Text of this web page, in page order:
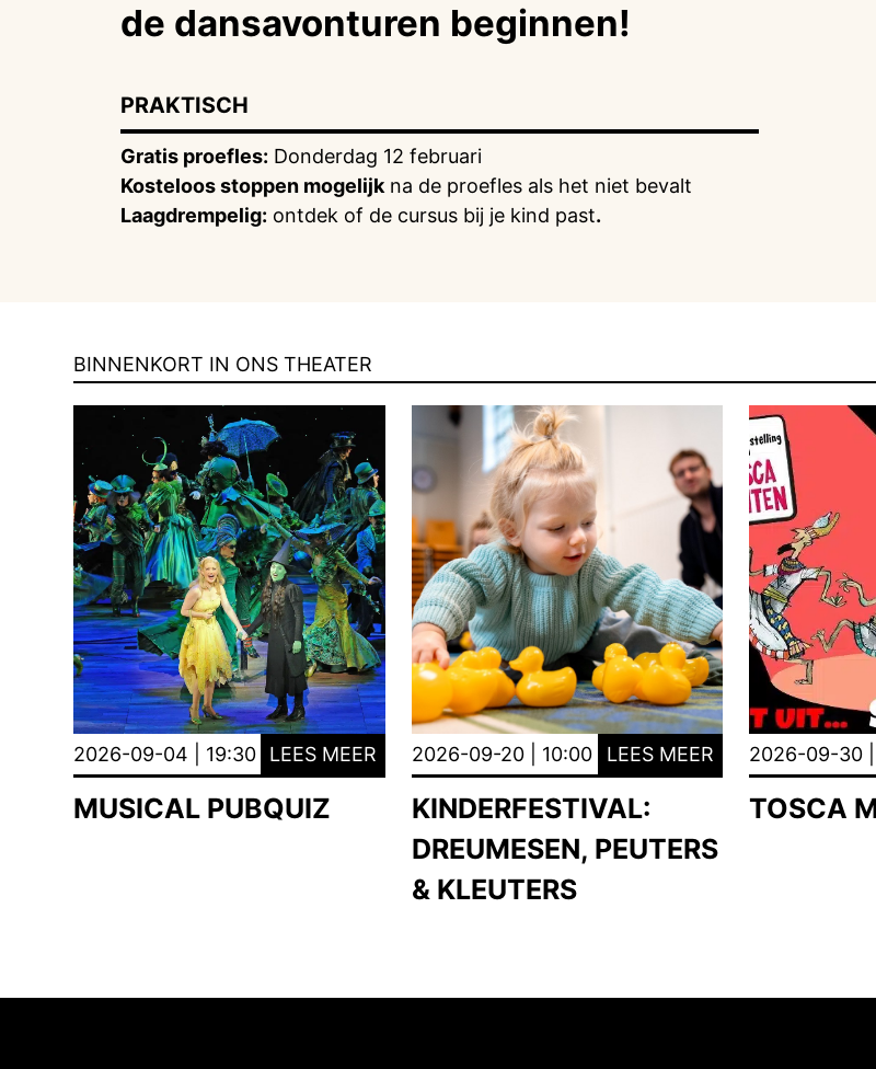
de dansavonturen beginnen!
PRAKTISCH
Gratis proefles: Donderdag 12 februari
Kosteloos stoppen mogelijkna de proefles als het niet bevalt
Laagdrempelig: ontdek of de cursus bij je kind past.
BINNENKORT IN ONS THEATER
2026-09-04 | 19:30 LEES MEER
MUSICAL PUBQUIZ
2026-09-20 | 10:00 LEES MEER
KINDERFESTIVAL:
DREUMESEN, PEUTERS
& KLEUTERS
2026-09-30
TOSCA